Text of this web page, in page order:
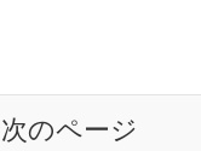
次のページ